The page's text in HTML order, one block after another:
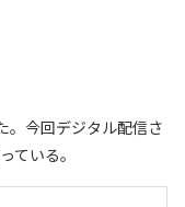
。今回デジタル配信さ
ている。